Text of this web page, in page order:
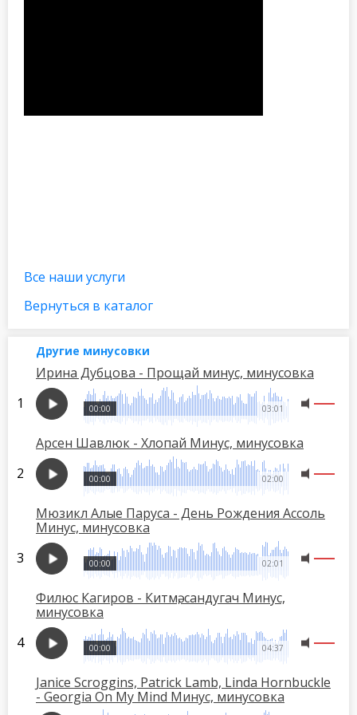
Все наши услуги
Вернуться в каталог
Другие минусовки
Ирина Дубцова - Прощай минус, минусовка
03:01
00:00
Арсен Шавлюк - Хлопай Минус, минусовка
02:00
00:00
Мюзикл Алые Паруса - День Рождения Ассоль
Минус, минусовка
02:01
00:00
Филюс Кагиров - Китмә, сандугач Минус,
минусовка
04:37
00:00
Janice Scroggins, Patrick Lamb, Linda Hornbuckle
- Georgia On My Mind Минус, минусовка